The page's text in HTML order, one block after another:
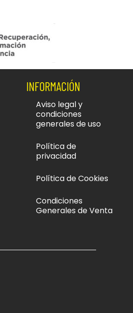
INFORMACIÓN
Aviso legal y
condiciones
generales de uso
Política de
privacidad
Política de Cookies
Condiciones
Generales de Venta